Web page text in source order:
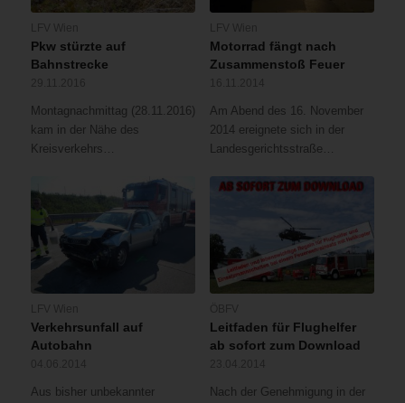
Pkw stürzte auf
Bahnstrecke
Montagnachmittag (28.11.2016)
kam in der Nähe des
Kreisverkehrs…
Motorrad fängt nach
Zusammenstoß Feuer
Am Abend des 16. November
2014 ereignete sich in der
Landesgerichtsstraße…
Verkehrsunfall auf
Autobahn
Aus bisher unbekannter
Leitfaden für Flughelfer
ab sofort zum Download
Nach der Genehmigung in der